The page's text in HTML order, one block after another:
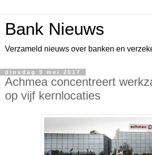
Bank Nieuws
Verzameld nieuws over banken en
dinsdag 9 mei 2017
Achmea concentreert
op vijf kernlocaties